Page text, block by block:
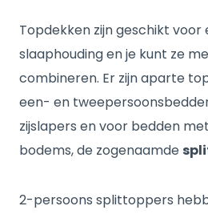
Topdekken zijn geschikt voor
slaaphouding en je kunt ze
combineren. Er zijn aparte
een- en
zijslapers en voor bedden
bodems, de zogenaamde
2-persoons splittoppers